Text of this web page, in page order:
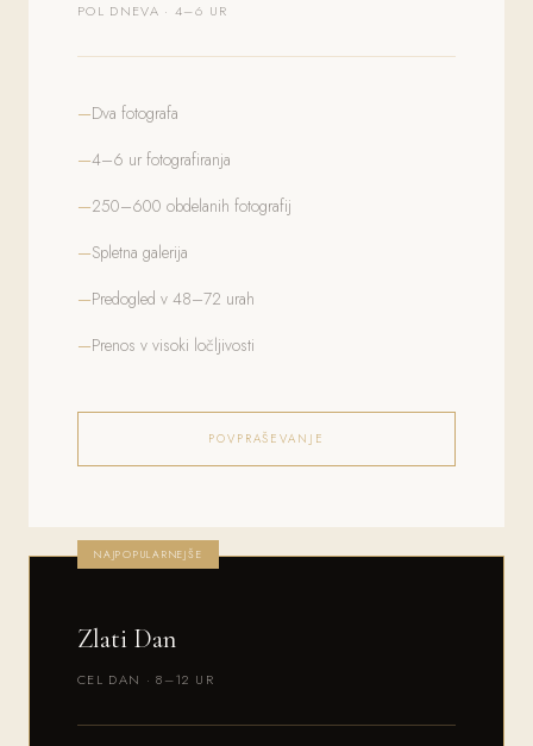
POL DNEVA · 4–6 UR
Dva fotografa
4–6 ur fotografiranja
250–600 obdelanih fotografij
Spletna galerija
Predogled v 48–72 urah
Prenos v visoki ločljivosti
POVPRAŠEVANJE
NAJPOPULARNEJŠE
Zlati Dan
CEL DAN · 8–12 UR